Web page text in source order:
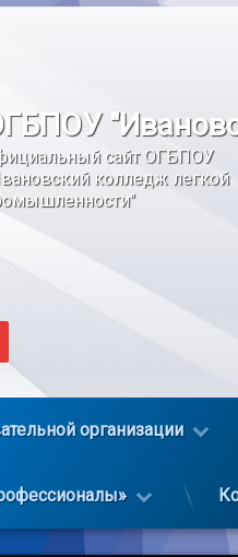
сайт ОГБПОУ
колледж легкой
организации